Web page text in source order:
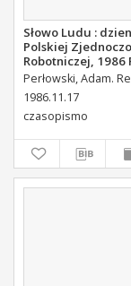
Słowo Ludu :
Polskiej
Robotniczej, 1986
nr 268
Perłowski, Adam.
1986.11.17
czasopismo